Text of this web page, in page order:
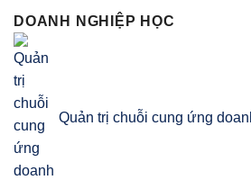
DOANH NGHIỆP HỌC
Quản trị chuỗi cung ứng